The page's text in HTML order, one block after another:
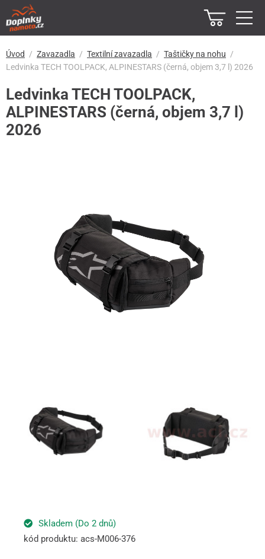
Úvod Zavazadla Textilní zavazadla
Taštičky na nohu
Ledvinka TECH TOOLPACK, ALPINESTARS (černá, objem 3,7 l) 2026
Ledvinka TECH TOOLPACK,
ALPINESTARS (černá, objem 3,7 l)
2026
Skladem (Do 2 dnů)
kód produktu: acs-M006-376